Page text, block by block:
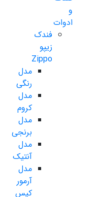
و
ادوات
فندک
زیپو
Zippo
مدل
رنگی
مدل
کروم
مدل
برنجی
مدل
آنتیک
مدل
آرمور
کیس